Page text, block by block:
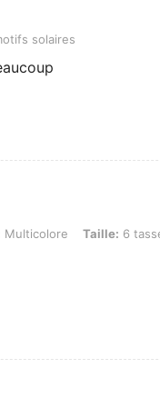
solaires
Taille: 6 tasses à motifs
Multicolore Taille: 6